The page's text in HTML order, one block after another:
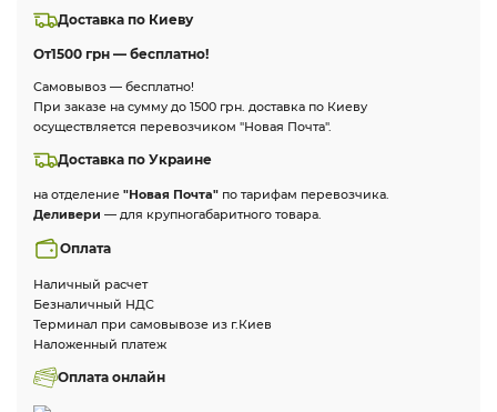
Доставка по Киеву
От1500 грн — бесплатно!
Самовывоз — бесплатно!
При заказе на сумму до 1500 грн. доставка по Киеву
осуществляется перевозчиком "Новая Почта".
Доставка по Украине
на отделение "Новая Почта" по тарифам перевозчика.
Деливери — для крупногабаритного товара.
Оплата
Наличный расчет
Безналичный НДС
Терминал при самовывозе из г.Киев
Наложенный платеж
Оплата онлайн